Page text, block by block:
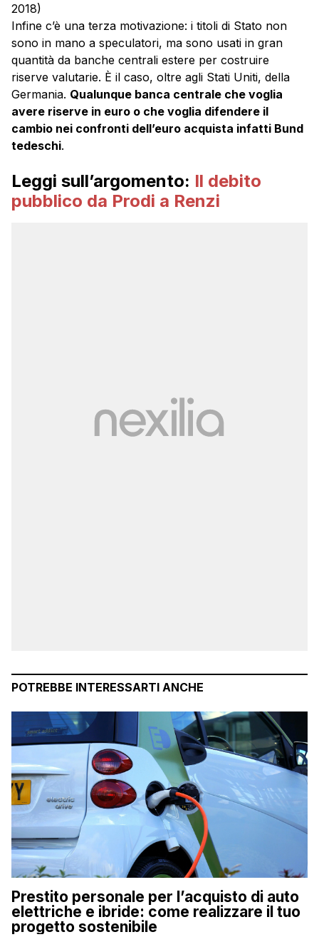
2018)
Infine c’è una terza motivazione: i titoli di Stato non
sono in mano a speculatori, ma sono usati in gran
quantità da banche centrali estere per costruire
riserve valutarie. È il caso, oltre agli Stati Uniti, della
Germania. Qualunque banca centrale che voglia
avere riserve in euro o che voglia difendere il
cambio nei confronti dell’euro acquista infatti Bund
tedeschi.
Leggi sull’argomento: Il debito
pubblico da Prodi a Renzi
POTREBBE INTERESSARTI ANCHE
Prestito personale per l’acquisto di auto
elettriche e ibride: come realizzare il tuo
progetto sostenibile